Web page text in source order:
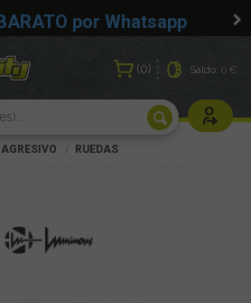
por Whatsapp
0 Saldo:0 €
Usuarios
AGRESIVO RUEDAS